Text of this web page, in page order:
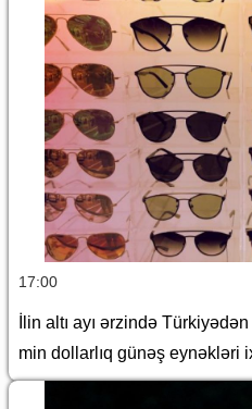
17:00
İlin altı ayı ərzində
min dollarlıq günəş eynəkləri